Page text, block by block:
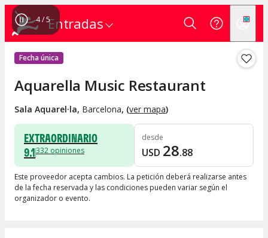
Entradas
4/5
Fecha única
Aquarella Music Restaurant
Sala Aquarel·la, Barcelona, (ver mapa)
EXTRAORDINARIO
9.1332 opiniones
desde
USD 28.88
Este proveedor acepta cambios. La petición deberá realizarse antes
de la fecha reservada y las condiciones pueden variar según el
organizador o evento.